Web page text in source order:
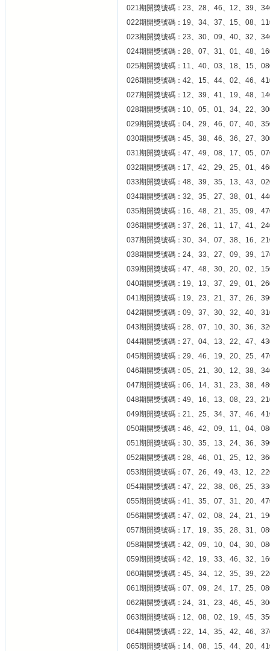
021期開獎號碼：23、28、46、12、39、
022期開獎號碼：19、34、37、15、08、
023期開獎號碼：23、30、09、40、32、
024期開獎號碼：28、07、31、01、48、
025期開獎號碼：11、40、03、18、15、
026期開獎號碼：42、15、44、02、46、
027期開獎號碼：12、39、41、19、48、
028期開獎號碼：10、05、01、34、22、
029期開獎號碼：04、29、46、07、40、
030期開獎號碼：45、38、46、36、27、
031期開獎號碼：47、49、08、17、05、
032期開獎號碼：17、42、29、25、01、
033期開獎號碼：48、39、35、13、43、
034期開獎號碼：32、35、27、38、01、
035期開獎號碼：16、48、21、35、09、
036期開獎號碼：37、26、11、17、41、
037期開獎號碼：30、34、07、38、16、
038期開獎號碼：24、33、27、09、39、
039期開獎號碼：47、48、30、20、02、
040期開獎號碼：19、13、37、29、01、
041期開獎號碼：19、23、21、37、26、
042期開獎號碼：09、37、30、32、40、
043期開獎號碼：28、07、10、30、36、
044期開獎號碼：27、04、13、22、47、
045期開獎號碼：29、46、19、20、25、
046期開獎號碼：05、21、30、12、38、
047期開獎號碼：06、14、31、23、38、
048期開獎號碼：49、16、13、08、23、
049期開獎號碼：21、25、34、37、46、
050期開獎號碼：46、42、09、11、04、
051期開獎號碼：30、35、13、24、36、
052期開獎號碼：28、46、01、25、12、
053期開獎號碼：07、26、49、43、12、
054期開獎號碼：47、22、38、06、25、
055期開獎號碼：41、35、07、31、20、
056期開獎號碼：47、02、08、24、21、
057期開獎號碼：17、19、35、28、31、
058期開獎號碼：42、09、10、04、30、
059期開獎號碼：42、19、33、46、32、
060期開獎號碼：45、34、12、35、39、
061期開獎號碼：07、09、24、17、25、
062期開獎號碼：24、31、23、46、45、
063期開獎號碼：12、08、02、19、45、
064期開獎號碼：22、14、35、42、46、
065期開獎號碼：14、08、15、44、20、